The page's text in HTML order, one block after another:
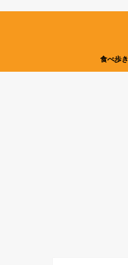
食べ歩き